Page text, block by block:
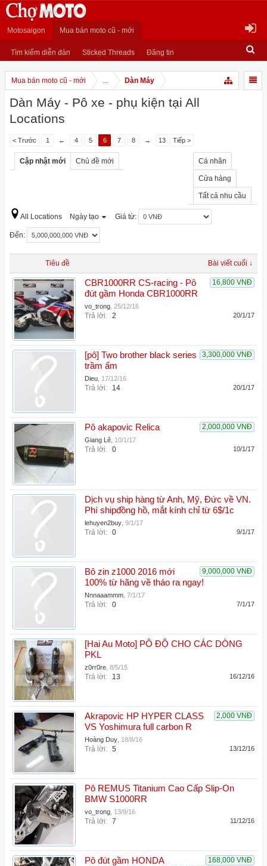
Motosaigon Mua bán moto cũ - mới
Tìm kiếm diễn đàn Sticked Threads Đăng tin
Mua bán moto cũ - mới ... Dàn Máy
Dàn Máy - Pô xe - phụ kiện tại All
Locations
< Trước 1 ← 4 5 6 7 8 → 13 Tiếp >
Cập nhật mới Chủ đề mới Cá nhân
Cửa hàng
Tất cả nhu cầu
All Locations Ngày tạo Giá từ:
Đến:
Tiêu đề Bài viết cuối ↓
16,800 VNĐ
CBR1000RR CS-racing - Pô
đút gầm Honda CBR1000RR
vo_trong 25/12/16
Trả lời: 2 20/1/17
3,300,000 VNĐ
[pô] Two brother black series
trầm ấm
Dieu 17/12/16
Trả lời: 14 20/1/17
2,000,000 VNĐ
Pô akapovic Relica
Giang Lê 10/1/17
Trả lời: 0 10/1/17
Dịch vụ ship hàng từ Anh, Mỹ, Đức về VN.
Phí shipđồng hồ, mắt kính chỉ từ 6$/1c
lehuyen2buy 9/1/17
Trả lời: 0 9/1/17
9,000,000 VNĐ
Bô zin z1000 2016 mới
100% từ hãng về tháo ra ngay!
Nnnaaammm 7/1/17
Trả lời: 0 7/1/17
[Hai Au Moto] PÔ ĐỘ CHO CÁC DÒNG
PKL
z0rr0re 8/5/15
Trả lời: 13 16/12/16
2,000 VNĐ
Akrapovic HP HYPER CLASS
VS Yoshimura full carbon R
Hoàng Duy 18/8/16
Trả lời: 5 13/12/16
Pô REMUS Titanium Cao Cấp Slip-On
BMW S1000RR
vo_trong 13/9/16
Trả lời: 7 11/12/16
168,000 VNĐ
Pô đút gầm HONDA